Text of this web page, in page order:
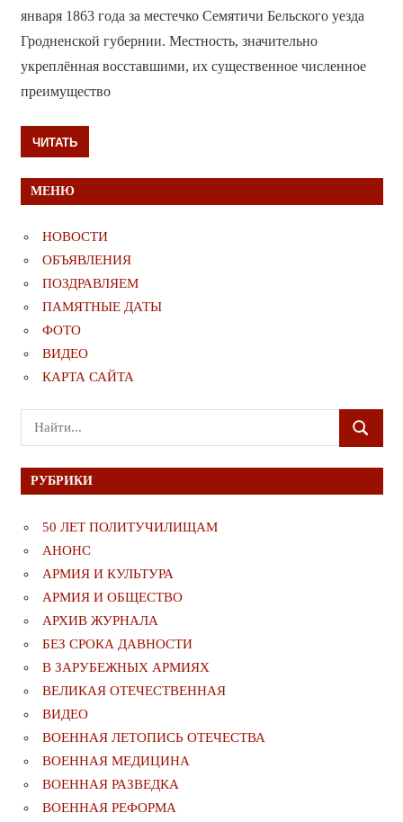
января 1863 года за местечко Семятичи Бельского уезда
Гродненской губернии. Местность, значительно
укреплённая восставшими, их существенное численное
преимущество
ЧИТАТЬ
МЕНЮ
НОВОСТИ
ОБЪЯВЛЕНИЯ
ПОЗДРАВЛЯЕМ
ПАМЯТНЫЕ ДАТЫ
ФОТО
ВИДЕО
КАРТА САЙТА
Поиск
для:
ПОИСК
РУБРИКИ
50 ЛЕТ ПОЛИТУЧИЛИЩАМ
АНОНС
АРМИЯ И КУЛЬТУРА
АРМИЯ И ОБЩЕСТВО
АРХИВ ЖУРНАЛА
БЕЗ СРОКА ДАВНОСТИ
В ЗАРУБЕЖНЫХ АРМИЯХ
ВЕЛИКАЯ ОТЕЧЕСТВЕННАЯ
ВИДЕО
ВОЕННАЯ ЛЕТОПИСЬ ОТЕЧЕСТВА
ВОЕННАЯ МЕДИЦИНА
ВОЕННАЯ РАЗВЕДКА
ВОЕННАЯ РЕФОРМА